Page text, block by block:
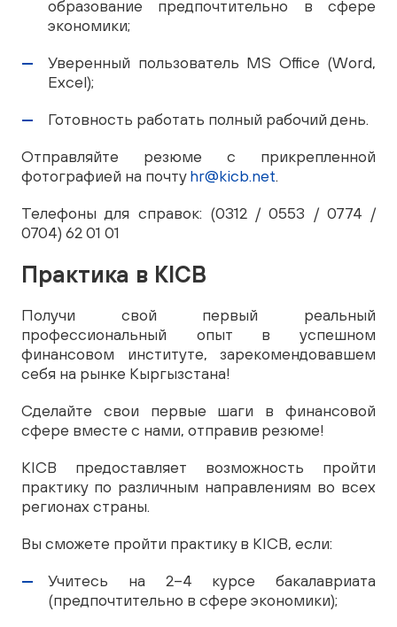
образование предпочтительно в сфере
экономики;
Уверенный пользователь MS Office (Word,
Excel);
Готовность работать полный рабочий день.
Отправляйте резюме с прикрепленной
фотографией на почтуhr@kicb.net.
Телефоны для справок: (0312 / 0553 / 0774 /
0704) 62 01 01
Практика в KICB
Получи свой первый реальный
профессиональный опыт в успешном
финансовом институте, зарекомендовавшем
себя на рынке Кыргызстана!
Сделайте свои первые шаги в финансовой
сфере вместе с нами, отправив резюме!
KICB предоставляет возможность пройти
практику по различным направлениям во всех
регионах страны.
Вы сможете пройти практику в KICB, если:
Учитесь на 2–4 курсе бакалавриата
(предпочтительно в сфере экономики);